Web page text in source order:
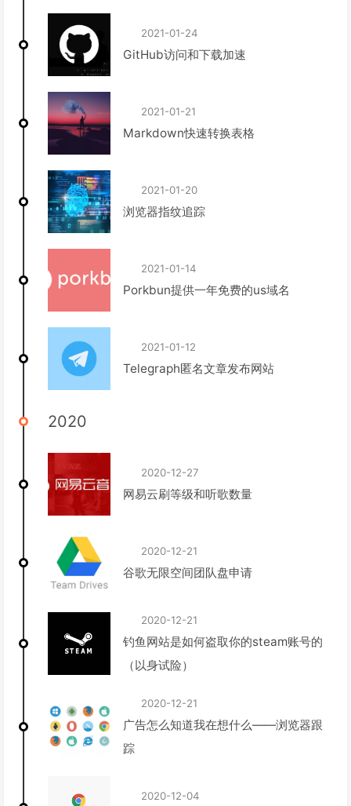
2021-01-24
GitHub访问和下载加速
2021-01-21
Markdown快速转换表格
2021-01-20
浏览器指纹追踪
2021-01-14
Porkbun提供一年免费的us域名
2021-01-12
Telegraph匿名文章发布网站
2020
2020-12-27
网易云刷等级和听歌数量
2020-12-21
谷歌无限空间团队盘申请
2020-12-21
钓鱼网站是如何盗取你的steam账号的
（以身试险）
2020-12-21
广告怎么知道我在想什么——浏览器跟
踪
2020-12-04